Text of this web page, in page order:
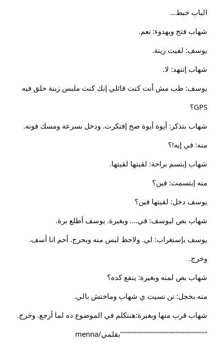
الباب خبط...
شهاب فتح وبهدوء: نعم.
يوسف: لقيت زينة.
شهاب إتنهد: لا.
يوسف: طب مش أنت كنت قائلي إنك كنت ملبس زينة حلق فيه
GPS؟
شهاب بتذكر: أيوة أيوة صح إفتكرت. ودخل بسرعة ومسك فونه.
منه: في إيه!؟
شهاب إبتسم براحة: لقيتها لقيتها.
منه إبتسمت: فين؟
يوسف دخل: لقيتها فين؟
شهاب بص ليوسف: في.... وبغيرة. يوسف أطلع برة.
يوسف بإستغراب: لي. ولاحظ لبس منه وبحرج. أحم انا أسف.
وخرج.
شهاب بص لمنه وبغيرة: ينفع كده؟
منه بخجل: نن نسيت ي شهاب وماختش بالي.
شهاب قرب منها وبغيرة:هنتكلم في الموضوع ده لما أرجع. وخرج.
"''''''''''''''‘''''''‘''''''''''''''''''''''''''''''''''''بقلمي/menna